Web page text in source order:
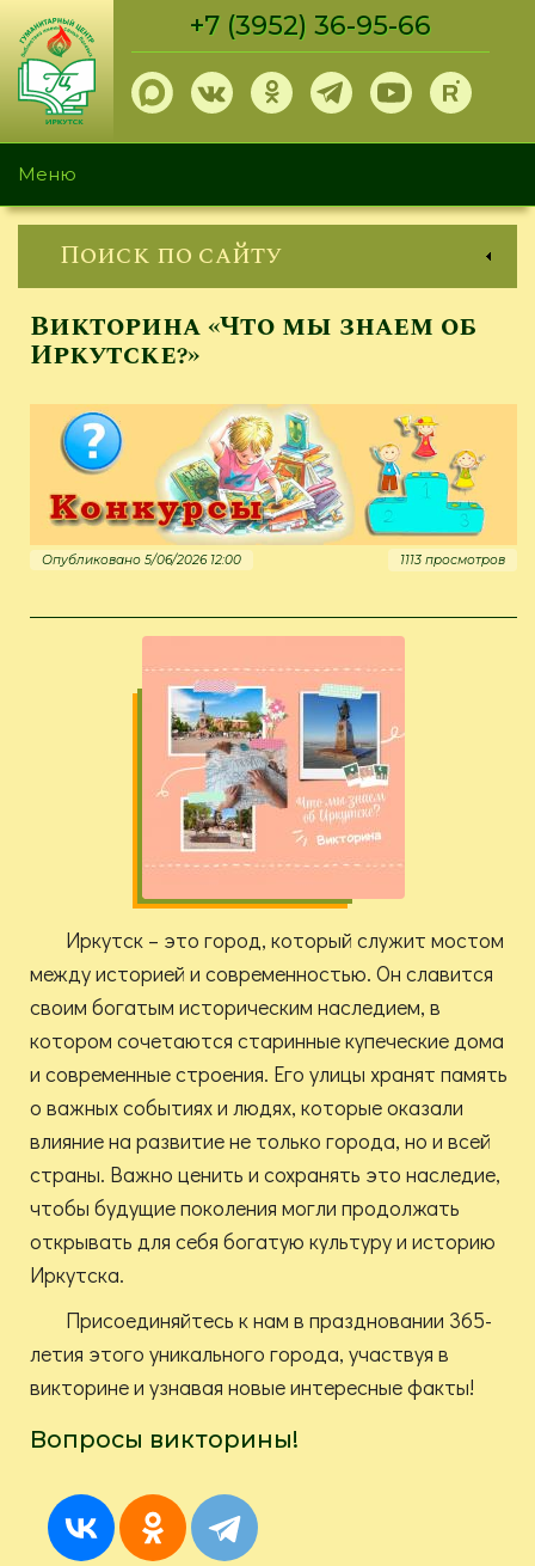
Перейти
основному
содержанию
+7 (3952) 36-95-66
Меню
Поиск по сайту
Викторина «Что мы знаем об
Иркутске?»
Опубликовано 5/06/2026 12:00 1113 просмотров
Иркутск – это город, который служит мостом
между историей и современностью. Он славится
своим богатым историческим наследием, в
котором сочетаются старинные купеческие дома
и современные строения. Его улицы хранят память
о важных событиях и людях, которые оказали
влияние на развитие не только города, но и всей
страны. Важно ценить и сохранять это наследие,
чтобы будущие поколения могли продолжать
открывать для себя богатую культуру и историю
Иркутска.
Присоединяйтесь к нам в праздновании 365-
летия этого уникального города, участвуя в
викторине и узнавая новые интересные факты!
Вопросы викторины!